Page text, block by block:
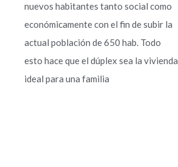
nuevos habitantes tanto social como
económicamente con el fin de subir la
actual población de 650 hab. Todo
esto hace que el dúplex sea la vivienda
ideal para una familia